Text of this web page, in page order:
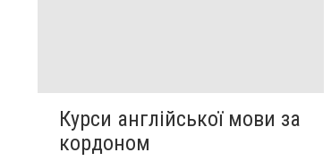
Курси англійської мови за
кордоном